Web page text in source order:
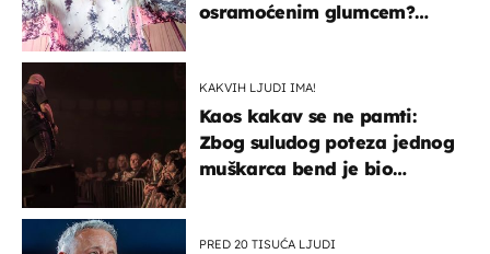
osramoćenim glumcem?
KAKVIH LJUDI IMA!
Kaos kakav se ne pamti:
Zbog suludog poteza jednog
muškarca bend je bio
PRED 20 TISUĆA LJUDI